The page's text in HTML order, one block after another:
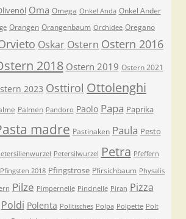
Oma Omega Onkel Anda Onkel Ander
Orangen Orangenbaum Orchidee Oregano
Oskar Ostern Ostern 2016
2018 Ostern 2019 Ostern 2021
2023 Osttirol Ottolenghi
Palmen Pandoro Paolo Papa Paprika
madre Pastinaken Paula Pesto
Petersilwurzel Petra Pfeffern
Pfingsten 2018 Pfingstrose Pfirsichbaum Physalis
Pilze Pimpernelle Pincinelle Piran Pizza
Poldi Polenta Politisches Polpa Polpette Polt